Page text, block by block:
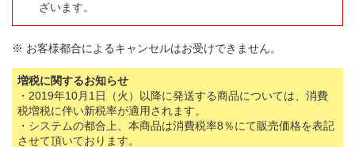
ざいます。
※ お客様都合によるキャンセルはお受けできません。
増税に関するお知らせ
・2019年10月1日（火）以降に発送する商品については、消費
税増税に伴い新税率が適用されます。
・システムの都合上、本商品は消費税率8％にて販売価格を表記
させて頂いております。